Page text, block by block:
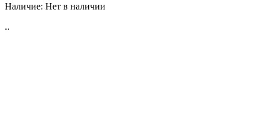
Наличие: Нет в наличии
..